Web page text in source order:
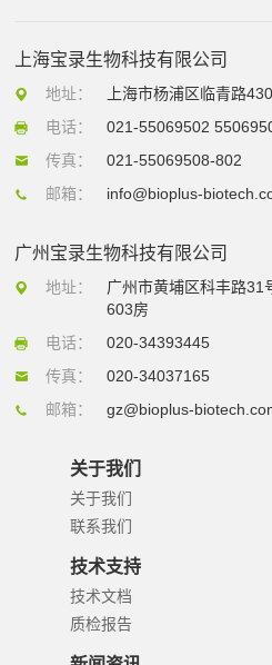
上海宝录生物科技有限公司
地址：
上海市杨浦区临青路
电话：
021-55069502
传真：
021-55069508-802
邮箱：
info@bioplus-
广州宝录生物科技有限公司
地址：
广州市黄埔区科丰路31
603房
电话：
020-34393445
传真：
020-34037165
邮箱：
gz@bioplus-
关于我们
关于我们
联系我们
技术支持
技术文档
质检报告